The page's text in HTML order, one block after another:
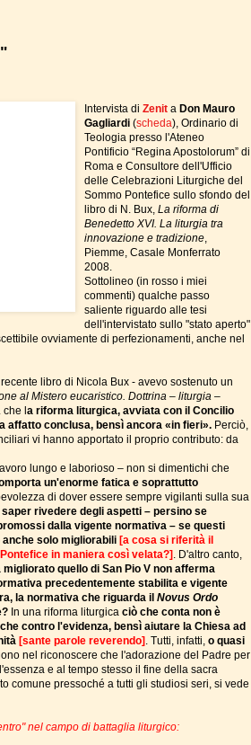
Intervista di Zenit a Don Mauro
Gagliardi (scheda) , Ordinario di
Teologia presso l'Ateneo
Pontificio “Regina Apostolorum” di
Roma e Consultore dell'Ufficio
delle Celebrazioni Liturgiche del
Sommo Pontefice sullo sfondo del
libro di N. Bux, La riforma di
Benedetto XVI. La liturgia tra
innovazione e tradizione
Piemme, Casale Monferrato
2008.
Sottolineo (in rosso i miei
commenti) qualche passo
saliente riguardo alle tesi
dell'intervistato sullo "stato aperto"
ovviamente di perfezionamenti, anche nel
libro di Nicola Bux - avevo sostenuto un
al Mistero eucaristico. Dottrina – liturgia –
che la riforma liturgica, avviata con il Concilio
affatto conclusa, bensì ancora «in fieri». Perciò,
vi hanno apportato il proprio contributo: da
lungo e laborioso – non si dimentichi che
un'enorme fatica e soprattutto
di dover essere sempre vigilanti sulla sua
rivedere degli aspetti – persino se
dalla vigente normativa – se questi
anche solo migliorabili [a cosa si riferità il
in maniera così velata?] . D'altro canto,
quello di San Pio V non afferma
precedentemente stabilita e vigente
la normativa che riguarda il Novus Ordo
In una riforma liturgica ciò che conta non è
contro l'evidenza, bensì aiutare la Chiesa ad
[sante parole reverendo] . Tutti, infatti, o quasi
nel riconoscere che l'adorazione del Padre per
e al tempo stesso il fine della sacra
comune pressoché a tutti gli studiosi seri, si vede
nel campo di battaglia liturgico: